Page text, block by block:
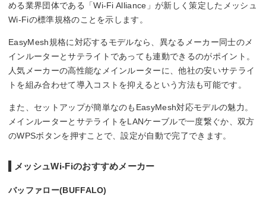
める業界団体である「Wi-Fi Alliance」が新しく策定したメッシュ
Wi-Fiの標準規格のことを示します。
EasyMesh規格に対応するモデルなら、異なるメーカー同士のメ
インルーターとサテライトであっても連動できるのがポイント。
人気メーカーの高性能なメインルーターに、他社の安いサテライ
トを組み合わせて導入コストを抑えるという方法も可能です。
また、セットアップが簡単なのもEasyMesh対応モデルの魅力。
メインルーターとサテライトをLANケーブルで一度繋ぐか、双方
のWPSボタンを押すことで、設定が自動で完了できます。
メッシュWi-Fiのおすすめメーカー
バッファロー(BUFFALO)